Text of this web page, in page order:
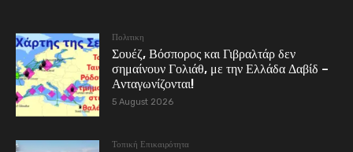
Πολιτικη
Σουέζ, Βόσπορος και Γιβραλτάρ δεν
σημαίνουν Γολιάθ, με την Ελλάδα Δαβίδ –
Ανταγωνίζονται!
5 August 2026
Τοπική Επικαιρότητα